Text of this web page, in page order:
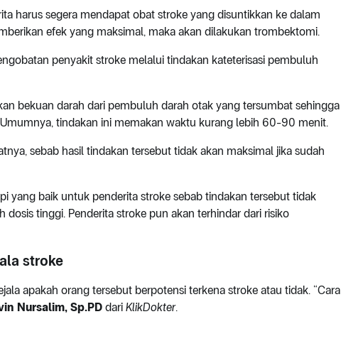
harus segera mendapat obat stroke yang disuntikkan ke dalam
efek yang maksimal, maka akan dilakukan trombektomi.
penyakit stroke melalui tindakan kateterisasi pembuluh
bekuan darah dari pembuluh darah otak yang tersumbat sehingga
tindakan ini memakan waktu kurang lebih 60-90 menit.
sebab hasil tindakan tersebut tidak akan maksimal jika sudah
yang baik untuk penderita stroke sebab tindakan tersebut tidak
tinggi. Penderita stroke pun akan terhindar dari risiko
stroke
apakah orang tersebut berpotensi terkena stroke atau tidak. “Cara
Nursalim, Sp.PD dari KlikDokter.